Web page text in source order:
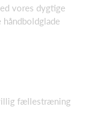
vores dygtige
fællestræning